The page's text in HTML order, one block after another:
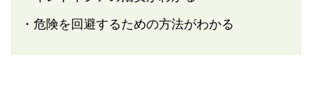
・危険を回避するための方法がわかる